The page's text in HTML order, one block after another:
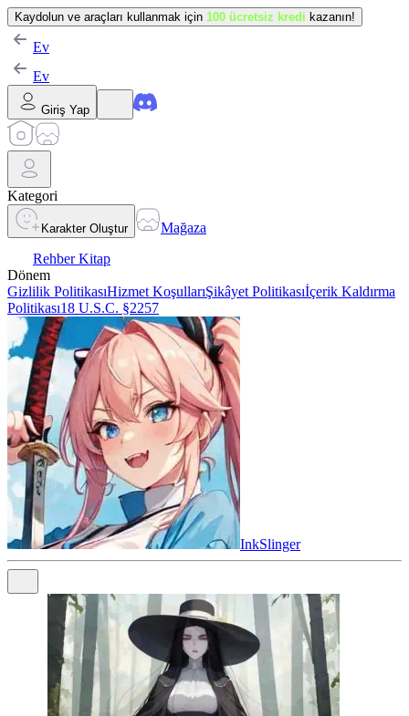
Kaydolun ve araçları kullanmak için 100 ücretsiz kredi kazanın!
Ev
Ev
Giriş Yap
Kategori
Karakter Oluştur
Mağaza
Rehber Kitap
Dönem
Gizlilik PolitikasıHizmet KoşullarıŞikâyet Politikasıİçerik Kaldırma
Politikası18 U.S.C. §2257
InkSlinger